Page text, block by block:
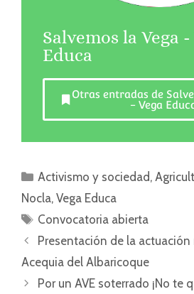
Salvemos la Vega -
Educa
Otras entradas de
- Vega
Activismo y sociedad,
Nocla, Vega Educa
Convocatoria abierta
Presentación de la
Acequia del Albaricoque
Por un AVE soterrado ¡No te